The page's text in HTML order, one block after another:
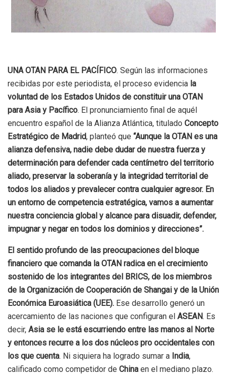
UNA OTAN PARA EL PACÍFICO. Según las informaciones
recibidas por este periodista, el proceso evidencia la
voluntad de los Estados Unidos de constituir una OTAN
para Asia y Pacífico. El pronunciamiento final de aquél
encuentro español de la Alianza Atlántica, titulado Concepto
Estratégico de Madrid, planteó que “Aunque la OTAN es una
alianza defensiva, nadie debe dudar de nuestra fuerza y
determinación para defender cada centímetro del territorio
aliado, preservar la soberanía y la integridad territorial de
todos los aliados y prevalecer contra cualquier agresor. En
un entorno de competencia estratégica, vamos a aumentar
nuestra conciencia global y alcance para disuadir, defender,
impugnar y negar en todos los dominios y direcciones”.
El sentido profundo de las preocupaciones del bloque
financiero que comanda la OTAN radica en el crecimiento
sostenido de los integrantes del BRICS, de los miembros
de la Organización de Cooperación de Shangai y de la Unión
Económica Euroasiática (UEE). Ese desarrollo generó un
acercamiento de las naciones que configuran el ASEAN. Es
decir, Asia se le está escurriendo entre las manos al Norte
y entonces recurre a los dos núcleos pro occidentales con
los que cuenta. Ni siquiera ha logrado sumar a India,
calificado como competidor de China en el mediano plazo.